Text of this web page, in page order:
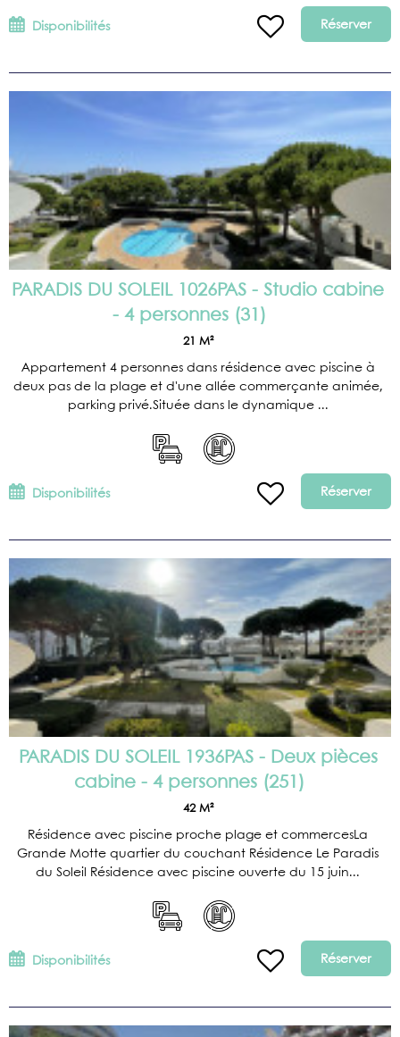
Disponibilités Réserver
PARADIS DU SOLEIL 1026PAS - Studio cabine
- 4 personnes (31 )
21 M²
Appartement 4 personnes dans résidence avec piscine à
deux pas de la plage et d'une allée commerçante animée,
parking privé.Située dans le dynamique ...
Disponibilités Réserver
PARADIS DU SOLEIL 1936PAS - Deux pièces
cabine - 4 personnes (251 )
42 M²
Résidence avec piscine proche plage et commercesLa
Grande Motte quartier du couchant Résidence Le Paradis
du Soleil Résidence avec piscine ouverte du 15 juin...
Disponibilités Réserver